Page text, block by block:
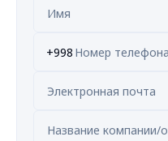
+998